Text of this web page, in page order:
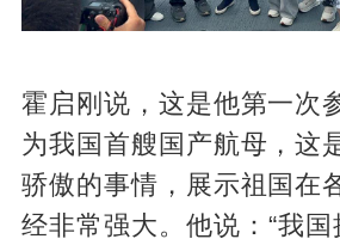
霍启刚说，这是他第一次
为我国首艘国产航母，这
骄傲的事情，展示祖国在
经非常强大。他说：“我